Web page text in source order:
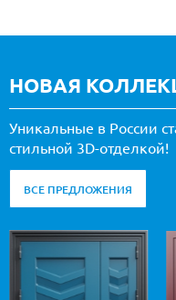
НОВАЯ
Уникальные в России
стильной 3D-отделкой!
ВСЕ ПРЕДЛОЖЕНИЯ